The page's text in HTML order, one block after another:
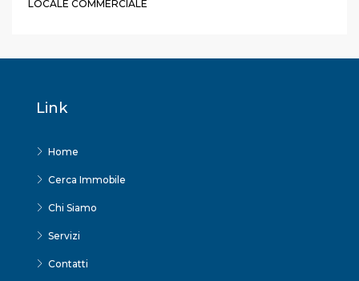
LOCALE COMMERCIALE
Link
Home
Cerca Immobile
Chi Siamo
Servizi
Contatti